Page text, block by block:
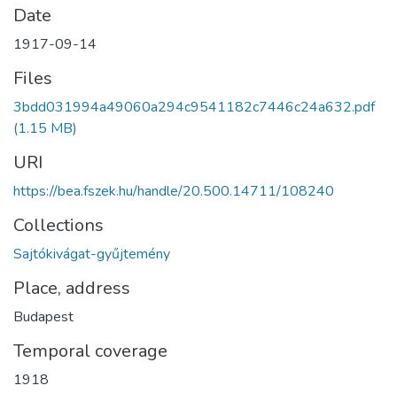
Date
1917-09-14
Files
3bdd031994a49060a294c9541182c7446c24a632.pdf
(1.15 MB)
URI
https://bea.fszek.hu/handle/20.500.14711/108240
Collections
Sajtókivágat-gyűjtemény
Place, address
Budapest
Temporal coverage
1918